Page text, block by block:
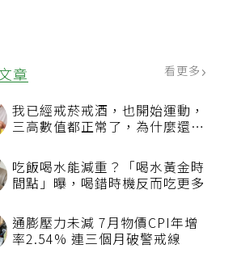
章 看更多
我已經戒菸戒酒，也開始運動，
三高數值都正常了，為什麼還不
吃飯喝水能減重？「喝水黃金時
間點」曝，喝錯時機反而吃更多
通膨壓力未減 7月物價CPI年增
率2.54% 連三個月破警戒線